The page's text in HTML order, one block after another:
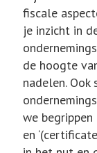
fiscale
je inzicht in
de hoogte
nadelen.
we begrippen
en